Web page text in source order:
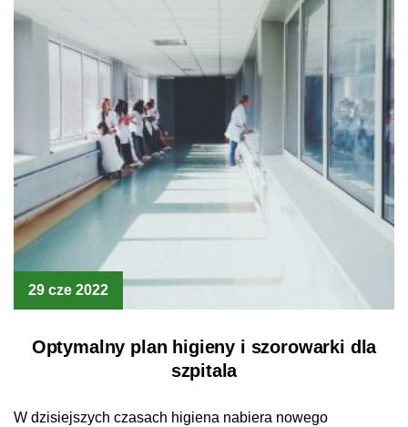
29 cze 2022
Optymalny plan higieny i szorowarki dla
szpitala
W dzisiejszych czasach higiena nabiera nowego